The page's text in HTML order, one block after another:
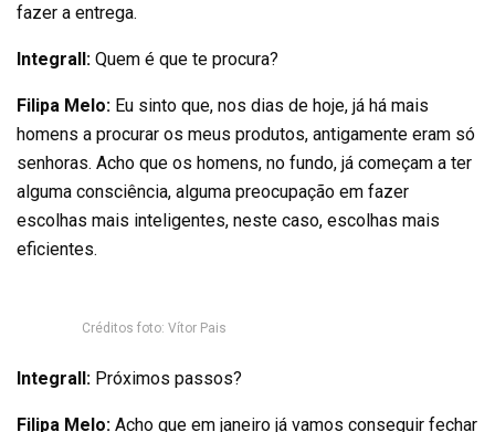
fazer a entrega.
Integrall: Quem é que te procura?
Filipa Melo: Eu sinto que, nos dias de hoje, já há mais
homens a procurar os meus produtos, antigamente eram só
senhoras. Acho que os homens, no fundo, já começam a ter
alguma consciência, alguma preocupação em fazer
escolhas mais inteligentes, neste caso, escolhas mais
eficientes.
Créditos foto: Vítor Pais
Integrall: Próximos passos?
Filipa Melo: Acho que em janeiro já vamos conseguir fechar